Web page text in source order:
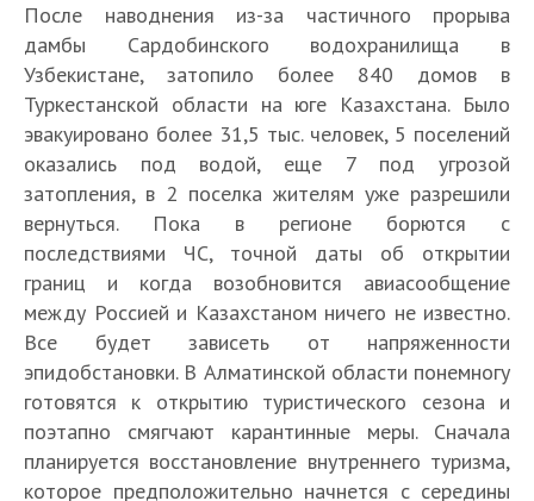
После наводнения из-за частичного прорыва
дамбы Сардобинского водохранилища в
Узбекистане, затопило более 840 домов в
Туркестанской области на юге Казахстана. Было
эвакуировано более 31,5 тыс. человек, 5 поселений
оказались под водой, еще 7 под угрозой
затопления, в 2 поселка жителям уже разрешили
вернуться. Пока в регионе борются с
последствиями ЧС, точной даты об открытии
границ и когда возобновится авиасообщение
между Россией и Казахстаном ничего не известно.
Все будет зависеть от напряженности
эпидобстановки. В Алматинской области понемногу
готовятся к открытию туристического сезона и
поэтапно смягчают карантинные меры. Сначала
планируется восстановление внутреннего туризма,
которое предположительно начнется с середины